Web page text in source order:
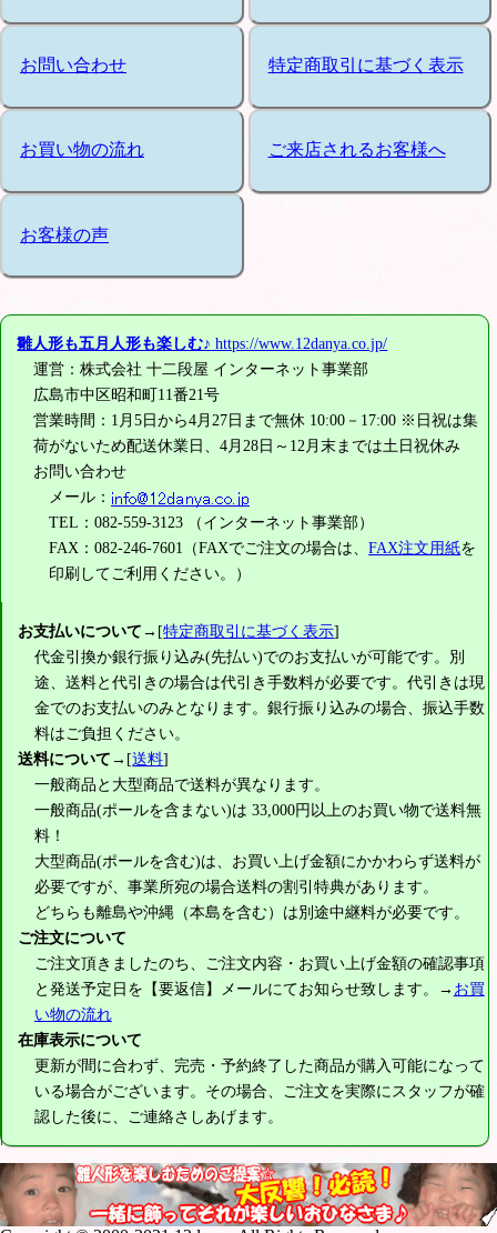
お問い合わせ 特定商取引に基づく表示
お買い物の流れ ご来店されるお客様へ
お客様の声
雛人形も五月人形も楽しむ♪ https://www.12danya.co.jp/
運営：株式会社 十二段屋 インターネット事業部
広島市中区昭和町11番21号
営業時間：1月5日から4月27日まで無休 10:00－17:00 ※日祝は集
荷がないため配送休業日、4月28日～12月末までは土日祝休み
お問い合わせ
メール：
TEL：082-559-3123 （インターネット事業部）
FAX：082-246-7601（FAXでご注文の場合は、FAX注文用紙を
印刷してご利用ください。）
お支払いについて→[特定商取引に基づく表示]
代金引換か銀行振り込み(先払い)でのお支払いが可能です。別
途、送料と代引きの場合は代引き手数料が必要です。代引きは現
金でのお支払いのみとなります。銀行振り込みの場合、振込手数
料はご負担ください。
送料について→[送料]
一般商品と大型商品で送料が異なります。
一般商品(ポールを含まない)は 33,000円 以上のお買い物で送料無
料！
大型商品(ポールを含む)は、お買い上げ金額にかかわらず送料が
必要ですが、事業所宛の場合送料の割引特典があります。
どちらも離島や沖縄（本島を含む）は別途中継料が必要です。
ご注文について
ご注文頂きましたのち、ご注文内容・お買い上げ金額の確認事項
と発送予定日を【要返信】メールにてお知らせ致します。→ お買
い物の流れ
在庫表示について
更新が間に合わず、完売・予約終了した商品が購入可能になって
いる場合がございます。その場合、ご注文を実際にスタッフが確
認した後に、ご連絡さしあげます。